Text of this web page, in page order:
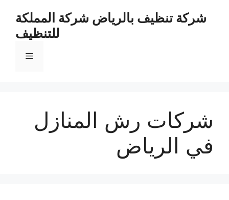
شركة تنظيف بالرياض شركة المملكة
للتنظيف
القائمة
شركات رش المنازل
في الرياض